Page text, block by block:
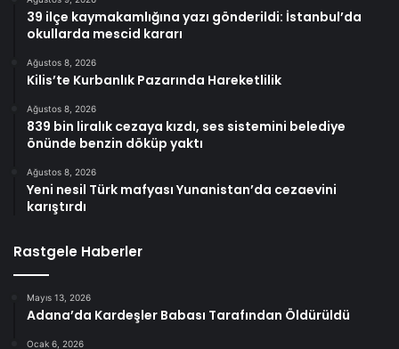
39 ilçe kaymakamlığına yazı gönderildi: İstanbul’da
okullarda mescid kararı
Ağustos 8, 2026
Kilis’te Kurbanlık Pazarında Hareketlilik
Ağustos 8, 2026
839 bin liralık cezaya kızdı, ses sistemini belediye
önünde benzin döküp yaktı
Ağustos 8, 2026
Yeni nesil Türk mafyası Yunanistan’da cezaevini
karıştırdı
Rastgele Haberler
Mayıs 13, 2026
Adana’da Kardeşler Babası Tarafından Öldürüldü
Ocak 6, 2026